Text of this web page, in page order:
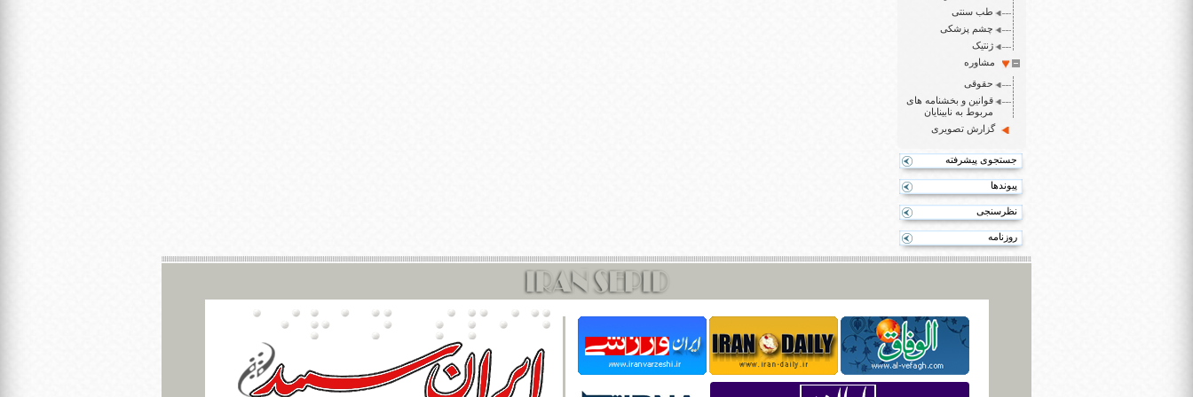
طب سنتی
چشم پزشکی
ژنتیک
مشاوره
حقوقی
قوانین و بخشنامه های
مربوط به نابینایان
گزارش تصویری
جستجوی پیشرفته
پیوندها
نظرسنجی
روزنامه